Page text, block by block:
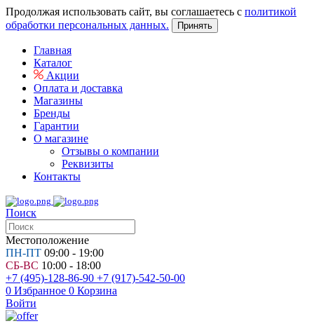
Продолжая использовать сайт, вы соглашаетесь с политикой
обработки персональных данных.
Принять
Главная
Каталог
Акции
Оплата и доставка
Магазины
Бренды
Гарантии
О магазине
Отзывы о компании
Реквизиты
Контакты
Поиск
Местоположение
ПН-ПТ 09:00 - 19:00
СБ-ВС 10:00 - 18:00
+7 (495)-128-86-90 +7 (917)-542-50-00
0 Избранное 0 Корзина
Войти